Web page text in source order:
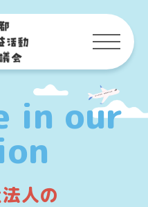
in our
人の